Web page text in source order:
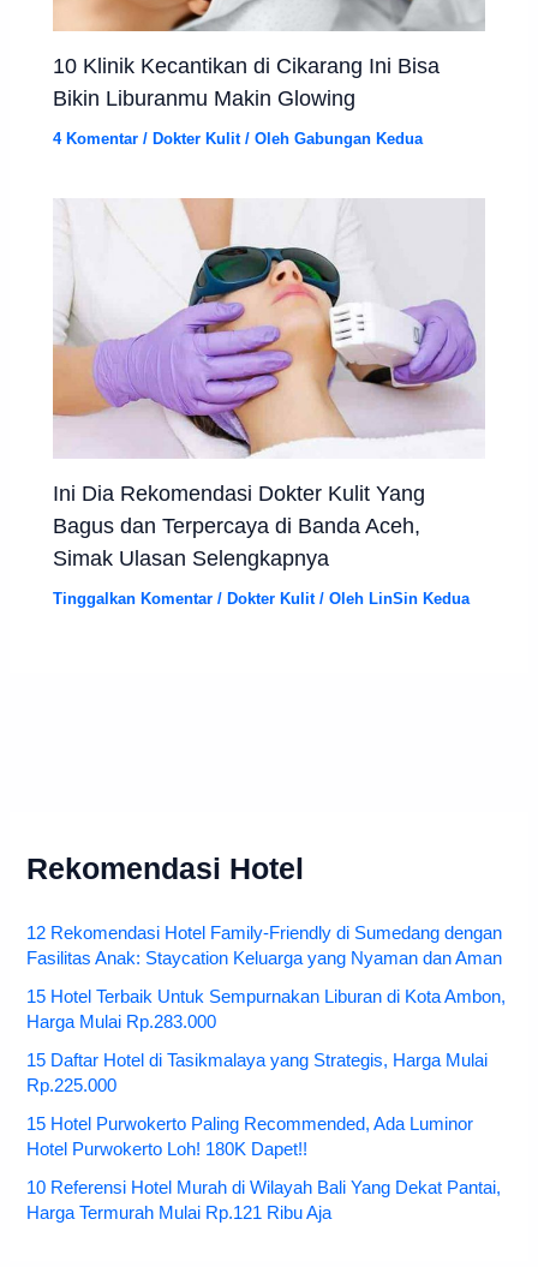
10 Klinik Kecantikan di Cikarang Ini Bisa
Bikin Liburanmu Makin Glowing
4 Komentar /Dokter Kulit/ OlehGabungan Kedua
Ini Dia Rekomendasi Dokter Kulit Yang
Bagus dan Terpercaya di Banda Aceh,
Simak Ulasan Selengkapnya
Tinggalkan Komentar /Dokter Kulit/ OlehLinSin Kedua
Rekomendasi Hotel
12 Rekomendasi Hotel Family-Friendly di Sumedang dengan
Fasilitas Anak: Staycation Keluarga yang Nyaman dan Aman
15 Hotel Terbaik Untuk Sempurnakan Liburan di Kota Ambon,
Harga Mulai Rp.283.000
15 Daftar Hotel di Tasikmalaya yang Strategis, Harga Mulai
Rp.225.000
15 Hotel Purwokerto Paling Recommended, Ada Luminor
Hotel Purwokerto Loh! 180K Dapet!!
10 Referensi Hotel Murah di Wilayah Bali Yang Dekat Pantai,
Harga Termurah Mulai Rp.121 Ribu Aja